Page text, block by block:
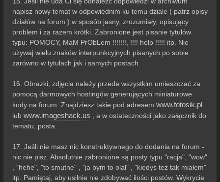
napisz nowy temat w odpowiednim ku temu dziale ( patrz opisy
działów na forum ) w sposób jasny, zrozumiały, opisujący
problem i za razem krótki. Zabronione jest pisanie tytułów
typu: POMOCY, MaM PrObLem !!!!!!!, !!!! help !!!!! itp. Nie
używaj wielu znaków interpunkcyjnych pisanych po sobie
zarówno w tytułach jak i samych postach.
16. Obrazki, zdjęcia należy przede wszystkim umieszczać za
pomocą darmowych hostingów generujących miniaturowe
kody na forum. Znajdziesz takie pod adresem www.fotosik.pl
lub www.imageshack.us , a w ostateczności jako załącznik do
tematu, posta.
17. Jeśli nie masz nic konstruktywnego do dodania na forum -
nic nie pisz. Absolutnie zabronione są posty typu "racja", "wow"
, "hehe", "to smutne" , "ja bym to olał" , "kiedyś też tak miałem"
itp. Pamiętaj, aby usilnie nie zdobywać ilości postów. Wykrycie